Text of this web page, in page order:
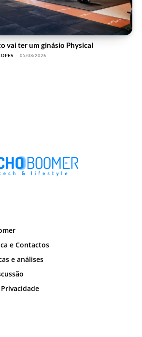
vai ter um ginásio Physical
- 05/08/2026
e Contactos
e análises